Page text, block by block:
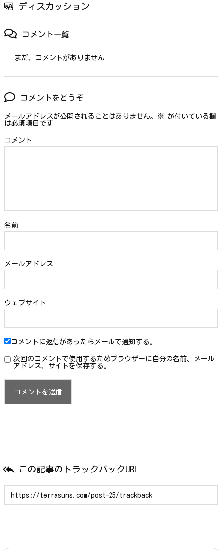
ディスカッション
コメント一覧
まだ、コメントがありません
コメントをどうぞ
メールアドレスが公開されることはありません。 ※ が付いている欄
は必須項目です
コメント
名前
メールアドレス
ウェブサイト
コメントに返信があったらメールで通知する。
次回のコメントで使用するためブラウザーに自分の名前、メール
アドレス、サイトを保存する。
 この記事のトラックバックURL